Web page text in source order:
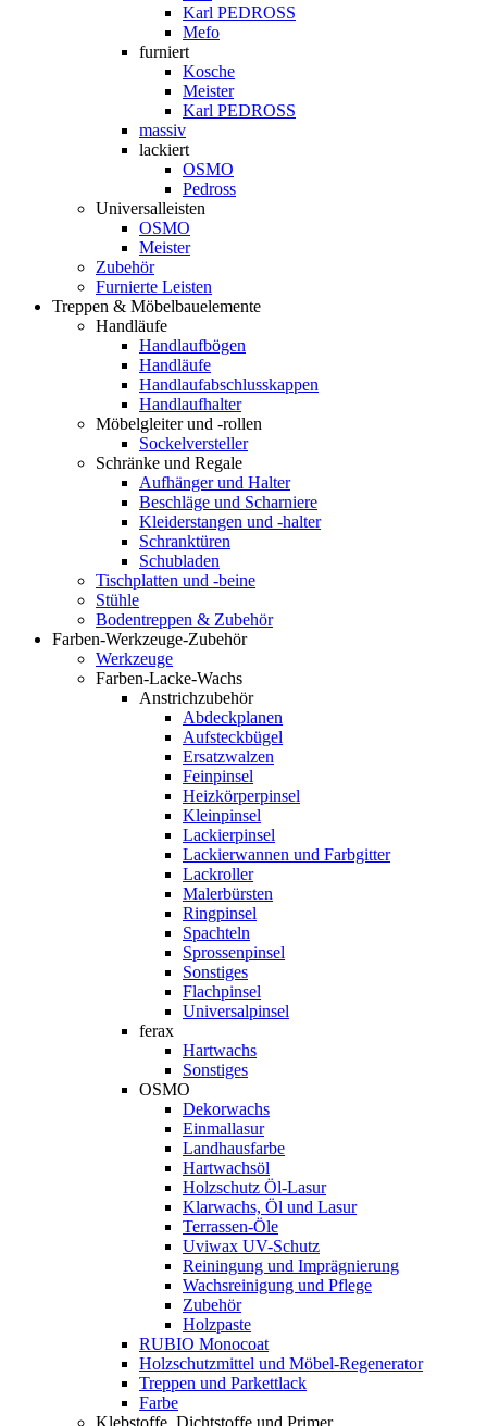
Karl PEDROSS
Mefo
furniert
Kosche
Meister
Karl PEDROSS
massiv
lackiert
OSMO
Pedross
Universalleisten
OSMO
Meister
Zubehör
Furnierte Leisten
Treppen & Möbelbauelemente
Handläufe
Handlaufbögen
Handläufe
Handlaufabschlusskappen
Handlaufhalter
Möbelgleiter und -rollen
Sockelversteller
Schränke und Regale
Aufhänger und Halter
Beschläge und Scharniere
Kleiderstangen und -halter
Schranktüren
Schubladen
Tischplatten und -beine
Stühle
Bodentreppen & Zubehör
Farben-Werkzeuge-Zubehör
Werkzeuge
Farben-Lacke-Wachs
Anstrichzubehör
Abdeckplanen
Aufsteckbügel
Ersatzwalzen
Feinpinsel
Heizkörperpinsel
Kleinpinsel
Lackierpinsel
Lackierwannen und Farbgitter
Lackroller
Malerbürsten
Ringpinsel
Spachteln
Sprossenpinsel
Sonstiges
Flachpinsel
Universalpinsel
ferax
Hartwachs
Sonstiges
OSMO
Dekorwachs
Einmallasur
Landhausfarbe
Hartwachsöl
Holzschutz Öl-Lasur
Klarwachs, Öl und Lasur
Terrassen-Öle
Uviwax UV-Schutz
Reiningung und Imprägnierung
Wachsreinigung und Pflege
Zubehör
Holzpaste
RUBIO Monocoat
Holzschutzmittel und Möbel-Regenerator
Treppen und Parkettlack
Farbe
Klebstoffe, Dichtstoffe und Primer